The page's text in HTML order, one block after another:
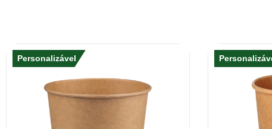
Personalizável